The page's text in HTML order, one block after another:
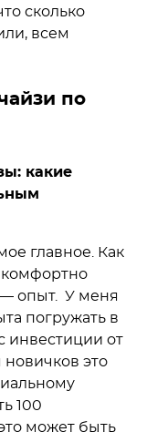
сколько
всем
по
какие
главное. Как
опыт. У меня
погружать в
инвестиции от
новичков это
100
может быть